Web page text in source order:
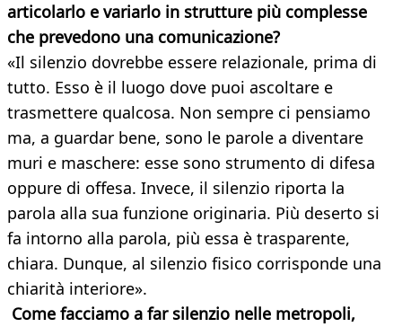
articolarlo e variarlo in strutture più complesse
che prevedono una comunicazione?
«Il silenzio dovrebbe essere relazionale, prima di
tutto. Esso è il luogo dove puoi ascoltare e
trasmettere qualcosa. Non sempre ci pensiamo
ma, a guardar bene, sono le parole a diventare
muri e maschere: esse sono strumento di difesa
oppure di offesa. Invece, il silenzio riporta la
parola alla sua funzione originaria. Più deserto si
fa intorno alla parola, più essa è trasparente,
chiara. Dunque, al silenzio fisico corrisponde una
chiarità interiore».
Come facciamo a far silenzio nelle metropoli,